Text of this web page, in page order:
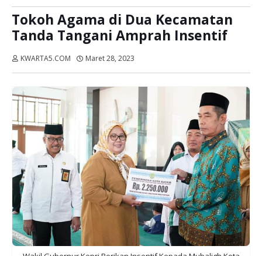
Tokoh Agama di Dua Kecamatan
Tanda Tangani Amprah Insentif
KWARTA5.COM Maret 28, 2023